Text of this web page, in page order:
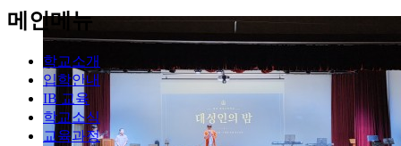
메인메뉴
학교소개
입학안내
IB 교육
학교소식
교육과정